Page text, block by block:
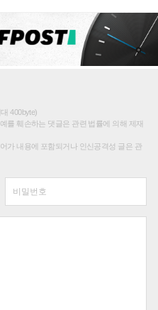
400byte)
를 훼손하는 댓글은 관련 법률에 의해 제재
가 내용에 포함되거나 인신공격성 글은 관